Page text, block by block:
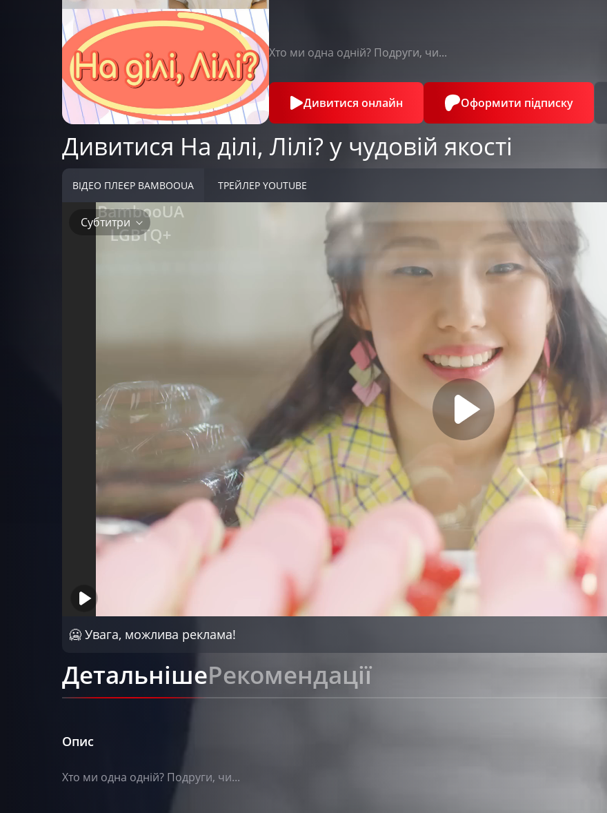
Хто ми одна одній? Подруги, чи...
Дивитися онлайн Оформити підписку
Дивитися На ділі, Лілі? у чудовій якості
ВІДЕО ПЛЕЄР BAMBOOUA ТРЕЙЛЕР YOUTUBE
Субтитри
🥶 Увага, можлива реклама!
ДетальнішеРекомендації
Опис
Хто ми одна одній? Подруги, чи...